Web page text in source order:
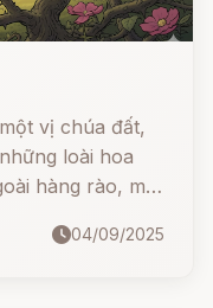
vị chúa đất,
loài hoa
hàng rào, một
04/09/2025